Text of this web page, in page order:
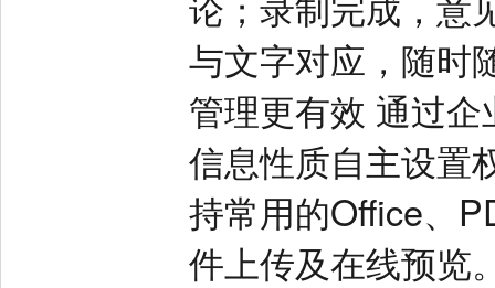
与文字对应，随时
管理更有效 通过
信息性质自主设置
持常用的Office、
件上传及在线预览